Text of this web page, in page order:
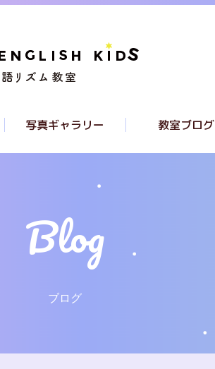
写真ギャラリー 教室ブログ
ブログ